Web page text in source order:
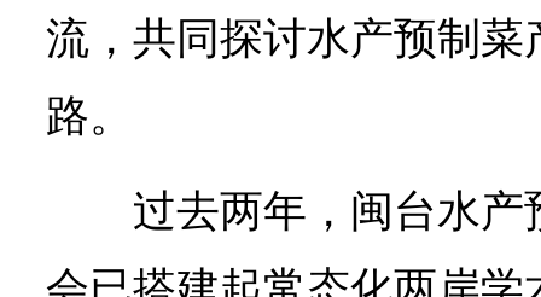
流，共同探讨水产预制
路。
过去两年，闽台水